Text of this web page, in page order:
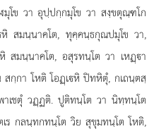
มุโข วา อุปฺปกฺกมุโข วา สงฺขตุณฺฑโก
สมนฺนาคโต, ทุคฺคนฺธกุณปมุโข วา,
สมนฺนาคโต, อสุรทนฺโต วา เหฏฺา
กา โหติ โอฏฺเหิ ปิทหิตุํ, กเถนฺตสฺ
เชตุํ วฏฺฏติ. ปูติทนฺโต วา นิทฺทนฺโต
กลนฺทกทนฺโต วิย สุขุมทนฺโต โหติ,